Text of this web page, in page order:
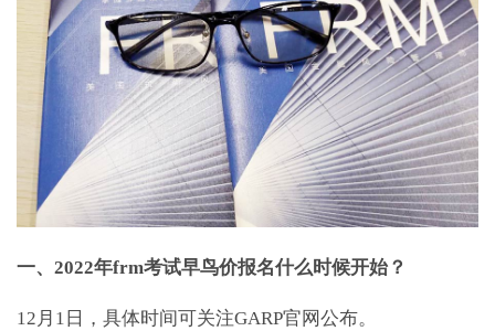
一、2022年frm考试早鸟价报名什么时候开始？
12月1日，具体时间可关注GARP官网公布。